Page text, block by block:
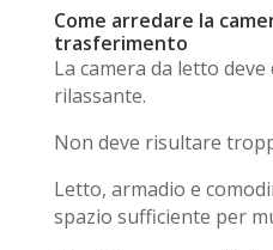
Come arredare la
trasferimento
La camera da letto deve
rilassante.
Non deve risultare
Letto, armadio e
spazio sufficiente per